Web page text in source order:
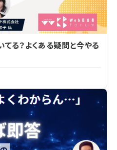
る？よくある疑問と今やる